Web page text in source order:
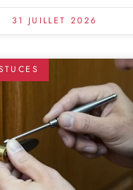
31 JUILLET 2026